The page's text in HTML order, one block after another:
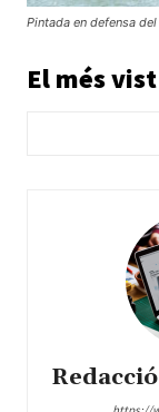
Pintada en defensa
El més vist